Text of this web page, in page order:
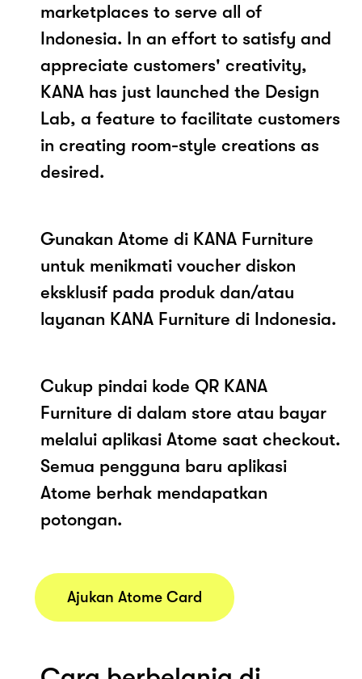
marketplaces to serve all of
Indonesia. In an effort to satisfy and
appreciate customers' creativity,
KANA has just launched the Design
Lab, a feature to facilitate customers
in creating room-style creations as
desired.
Gunakan Atome di KANA Furniture
untuk menikmati voucher diskon
eksklusif pada produk dan/atau
layanan KANA Furniture di Indonesia.
Cukup pindai kode QR KANA
Furniture di dalam store atau bayar
melalui aplikasi Atome saat checkout.
Semua pengguna baru aplikasi
Atome berhak mendapatkan
potongan.
Ajukan Atome Card